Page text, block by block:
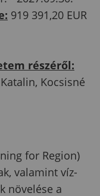
919 391,20 EUR
részéről:
Kocsisné
for Region)
valamint víz-
növelése a